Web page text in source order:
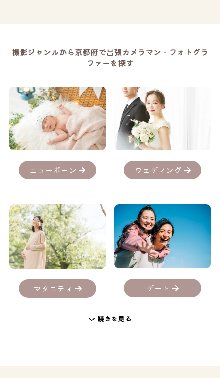
撮影ジャンルから京都府で出張カメラマン・フォトグラ
ファーを探す
ニューボーン ウェディング
マタニティ デート
続きを見る